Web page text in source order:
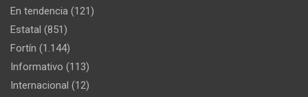
En tendencia (121)
Estatal (851)
Fortín (1.144)
Informativo (113)
Internacional (12)